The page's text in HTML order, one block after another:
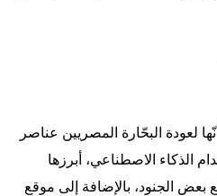
لعودة البحّارة المصريين عناصر
الذكاء الاصطناعي، أبرزها
بعض الجنود، بالإضافة إلى موقع